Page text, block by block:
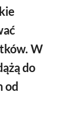
W
do
od